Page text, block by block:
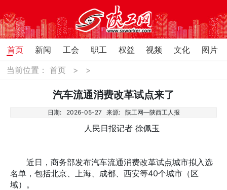
首页 新闻 工会 职工 权益 视频 文化
图片
当前位置：首页 > >
汽车流通消费改革试点来了
日期: 2026-05-27 来源: 陕工网—陕西工人报
人民日报记者 徐佩玉
近日，商务部发布汽车流通消费改革试点城市拟入选
名单，包括北京、上海、成都、西安等40个城市（区
域）。